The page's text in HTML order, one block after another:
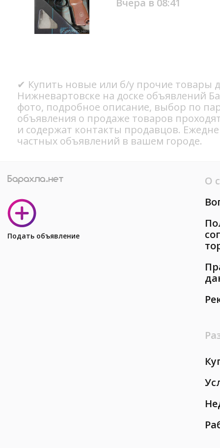
Вчера в 08:41
✔ Купить новые или б/у прочие товары
Нижневартовске на доске объявлений
фото, подробное описание, выбор по
объявления о продаже товаров
и содержат контакты продавцов.
частных объявлений в вашем городе.
Подать объявление
О